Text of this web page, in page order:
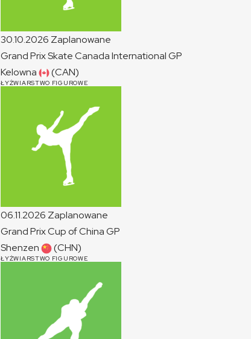
30.10.2026 Zaplanowane
Grand Prix Skate Canada InternationalGP
Kelowna
(CAN)
ŁYŻWIARSTWO FIGUROWE
06.11.2026 Zaplanowane
Grand Prix Cup of ChinaGP
Shenzen
(CHN)
ŁYŻWIARSTWO FIGUROWE